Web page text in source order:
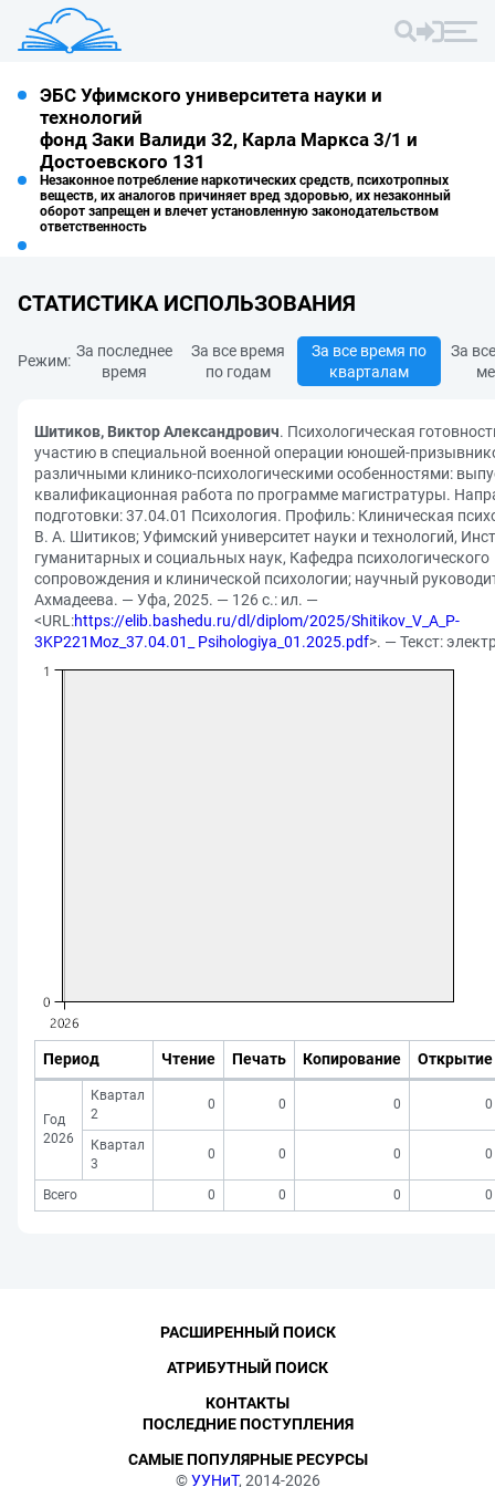
ЭБС Уфимского университета науки и
технологий
фонд Заки Валиди 32, Карла Маркса 3/1 и
Достоевского 131
Незаконное потребление наркотических средств, психотропных
веществ, их аналогов причиняет вред здоровью, их незаконный
оборот запрещен и влечет установленную законодательством
ответственность
СТАТИСТИКА ИСПОЛЬЗОВАНИЯ
Режим:
За последнее
время
За все время
по годам
За все время по
кварталам
За
Шитиков, Виктор Александрович. Психологическая
участию в специальной военной операции юношей-
различными клинико-психологическими особенностями:
квалификационная работа по программе магистратуры.
подготовки: 37.04.01 Психология. Профиль: Клиническая
В. А. Шитиков; Уфимский университет науки и технологий,
гуманитарных и социальных наук, Кафедра психологического
сопровождения и клинической психологии; научный
Ахмадеева. — Уфа, 2025. — 126 с.: ил. —
<URL:https://elib.bashedu.ru/dl/diplom/2025/Shitikov_V_A_P-
3KP221Moz_37.04.01_ Psihologiya_01.2025.pdf>. — Текст:
Период Чтение Печать Копирование Открытие
Год
2026
Квартал
2
0 0 0 0
Квартал
3
0 0 0 0
Всего 0 0 0 0
©УУНиТ, 2014-2026
РАСШИРЕННЫЙ ПОИСК
АТРИБУТНЫЙ ПОИСК
КОНТАКТЫ
ПОСЛЕДНИЕ ПОСТУПЛЕНИЯ
САМЫЕ ПОПУЛЯРНЫЕ РЕСУРСЫ